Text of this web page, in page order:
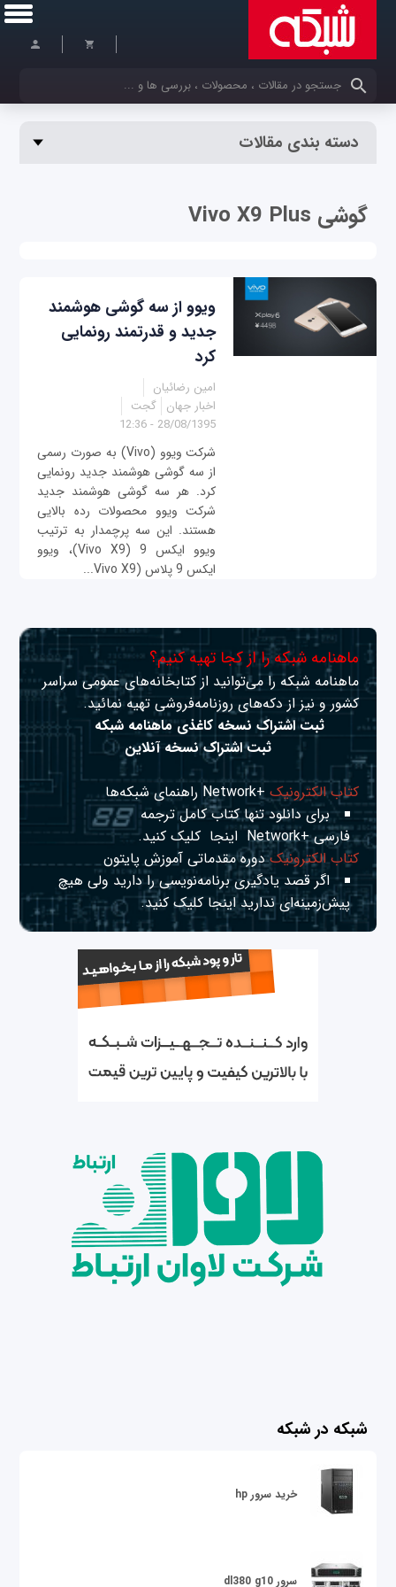
کلمات کلیدی خود را وارد کنید
دسته بندی مقالات
گوشی Vivo X9 Plus
ویوو از سه گوشی هوشمند
جدید و قدرتمند رونمایی
کرد
امین رضائیان
اخبار جهان گجت
28/08/1395 - 12:36
شرکت ویوو (Vivo) به صورت رسمی
از سه گوشی هوشمند جدید رونمایی
کرد. هر سه گوشی هوشمند جدید
شرکت ویوو محصولات رده بالایی
هستند. این سه پرچمدار به ترتیب
ویوو ایکس 9 (Vivo X9)، ویوو
ایکس 9 پلاس (Vivo X9...
ماهنامه شبکه را از کجا تهیه کنیم؟
ماهنامه شبکه را می‌توانید از کتابخانه‌های عمومی سراسر
کشور و نیز از دکه‌های روزنامه‌فروشی تهیه نمائید.
ثبت اشتراک نسخه کاغذی ماهنامه شبکه
ثبت اشتراک نسخه آنلاین
کتاب الکترونیک+Network راهنمای شبکه‌ها
برای دانلود تنها کتاب کامل ترجمه
فارسی +Network
اینجا کلیک کنید.
کتاب الکترونیکدوره مقدماتی آموزش پایتون
اگر قصد یادگیری برنامه‌نویسی را دارید ولی هیچ
پیش‌زمینه‌ای نداریداینجا کلیک کنید.
شبکه در شبکه
خرید سرور hp
سرور dl380 g10